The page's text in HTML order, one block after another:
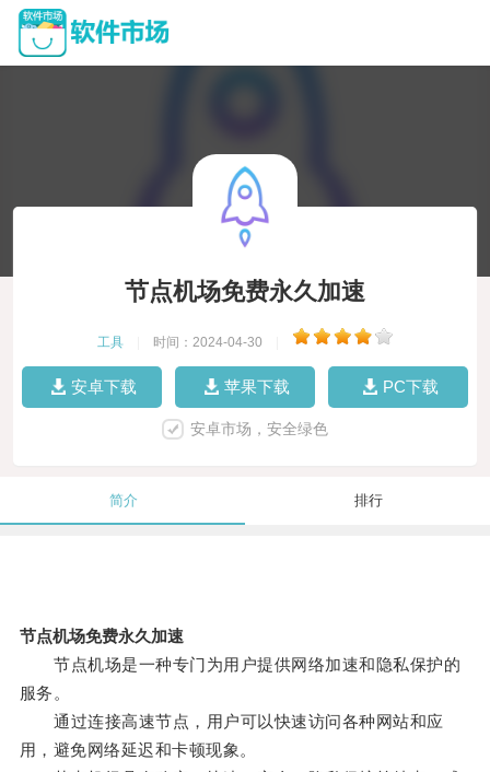
节点机场免费永久加速
工具 时间：2024-04-30
安卓下载 苹果下载 PC下载
安卓市场，安全绿色
简介 排行
节点机场免费永久加速
节点机场是一种专门为用户提供网络加速和隐私保护的
服务。
通过连接高速节点，用户可以快速访问各种网站和应
用，避免网络延迟和卡顿现象。